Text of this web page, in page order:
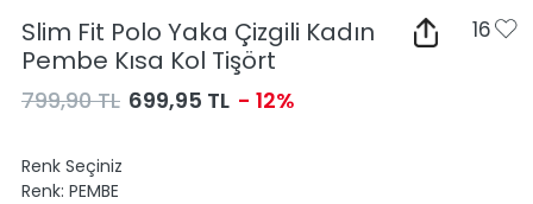
Slim Fit Polo Yaka Çizgili Kadın
Pembe Kısa Kol Tişört
16
799,90 TL 699,95 TL - 12%
Renk Seçiniz
Renk: PEMBE